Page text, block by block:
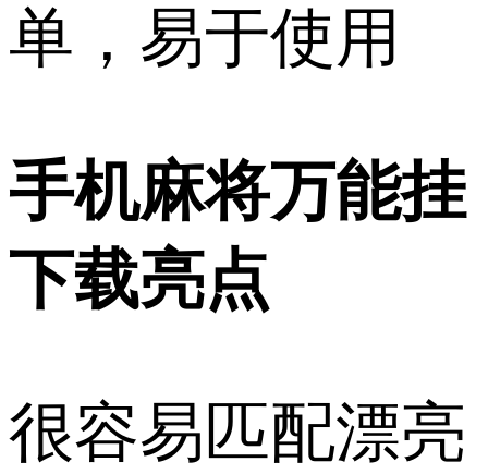
单，易于使用
手机麻将万能挂
下载亮点
很容易匹配漂亮